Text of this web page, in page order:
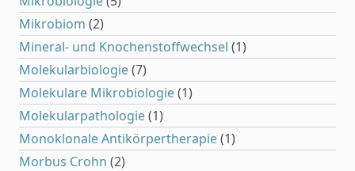
Mikrobiom (2)
Mineral- und Knochenstoffwechsel (1)
Molekularbiologie(7)
Molekulare Mikrobiologie(1)
Molekularpathologie(1)
Monoklonale Antikörpertherapie(1)
Morbus Crohn (2)